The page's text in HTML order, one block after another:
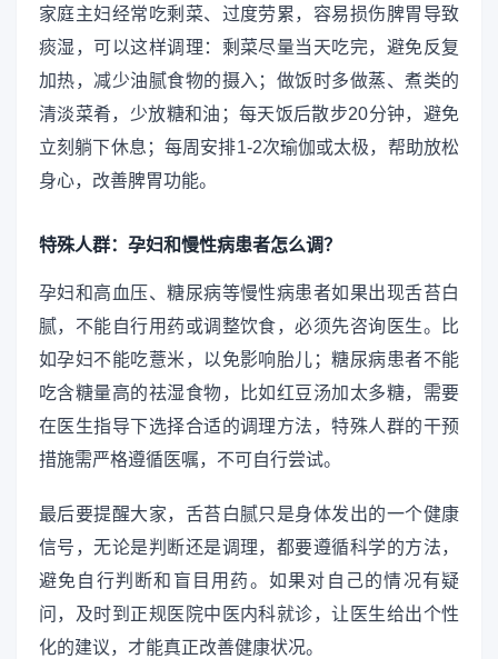
家庭主妇经常吃剩菜、过度劳累，容易损伤脾胃导致
痰湿，可以这样调理：剩菜尽量当天吃完，避免反复
加热，减少油腻食物的摄入；做饭时多做蒸、煮类的
清淡菜肴，少放糖和油；每天饭后散步20分钟，避免
立刻躺下休息；每周安排1-2次瑜伽或太极，帮助放松
身心，改善脾胃功能。
特殊人群：孕妇和慢性病患者怎么调？
孕妇和高血压、糖尿病等慢性病患者如果出现舌苔白
腻，不能自行用药或调整饮食，必须先咨询医生。比
如孕妇不能吃薏米，以免影响胎儿；糖尿病患者不能
吃含糖量高的祛湿食物，比如红豆汤加太多糖，需要
在医生指导下选择合适的调理方法，特殊人群的干预
措施需严格遵循医嘱，不可自行尝试。
最后要提醒大家，舌苔白腻只是身体发出的一个健康
信号，无论是判断还是调理，都要遵循科学的方法，
避免自行判断和盲目用药。如果对自己的情况有疑
问，及时到正规医院中医内科就诊，让医生给出个性
化的建议，才能真正改善健康状况。